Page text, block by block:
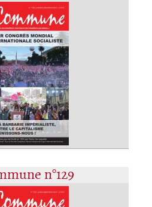
n°129